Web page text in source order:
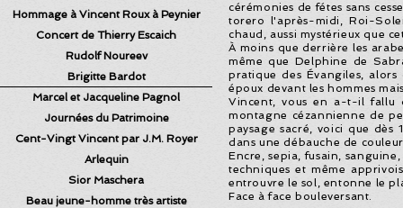
cérémonies de fétes sans
torero l'après-midi, Roi-
chaud, aussi mystérieux que
À moins que derrière les
même que Delphine de
pratique des Évangiles,
époux devant les hommes
Vincent, vous en a-t-il fallu
montagne cézannienne de
paysage sacré, voici que dès
dans une débauche de
Encre, sepia, fusain,
techniques et même
entrouvre le sol, entonne le
Face à face bouleversant.
Hommage à Vincent Roux à Peynier
Concert de Thierry Escaich
Rudolf Noureev
Brigitte Bardot
Marcel et Jacqueline Pagnol
Journées du Patrimoine
Cent-Vingt Vincent par J.M. Royer
Arlequin
Sior Maschera
Beau jeune-homme très artiste